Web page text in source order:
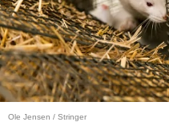
Ole Jensen / Stringer